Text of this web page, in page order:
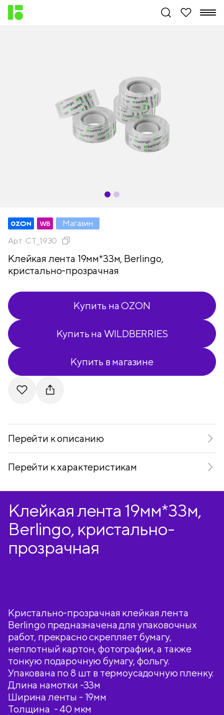
Магазин
Арт. CT_1930
Клейкая лента 19мм*33м, Berlingo,
кристально-прозрачная
Купить на OZON
Купить на WILDBERRIES
Купить в магазине
Перейти к описанию
Перейти к характеристикам
Клейкая лента 19мм*33м,
Berlingo, кристально-
прозрачная
Кристально-прозрачная клейкая лента
Berlingo предназначена для упаковочных
работ, прекрасно скрепляет бумагу,
неплотный картон, фотографии, а также
тонкую подарочную бумагу, фольгу.
Упакована по 8 шт в термоусадочную пленку.
Длина намотки -33м
Ширина ленты - 19мм
Толщина - 40 мкм